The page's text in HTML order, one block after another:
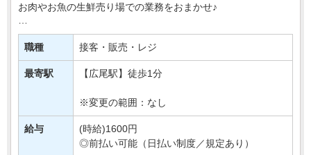
お肉やお魚の生鮮売り場での業務をおまかせ♪
・‥…━━━━━━☆
あなたには、
対面での販売や品出しなどの業務をご担当いただきます＊
職種 接客・販売・レジ
最寄駅 【広尾駅】徒歩1分
※変更の範囲：なし
給与
(時給)1600円
◎前払い可能（日払い制度／規定あり）